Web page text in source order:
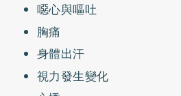
噁心與嘔吐
胸痛
身體出汗
視力發生變化